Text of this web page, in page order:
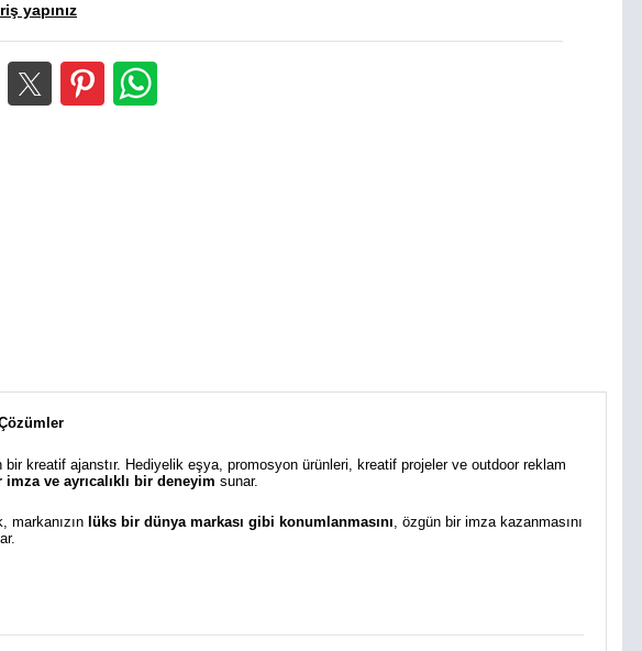
yapınız
kreatif ajanstır. Hediyelik eşya, promosyon ürünleri, kreatif projeler ve outdoor reklam
ve ayrıcalıklı bir deneyim sunar.
markanızın lüks bir dünya markası gibi konumlanmasını, özgün bir imza kazanmasını